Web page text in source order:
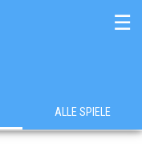
☰
ALLE SPIELE